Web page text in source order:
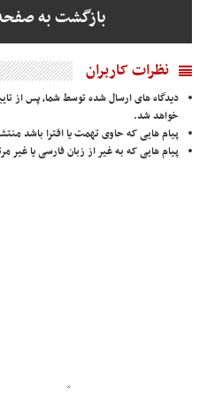
بازگشت به
نظرات کاربران
دیدگاه های ارسال شده توسط شما، پس از
خواهد شد.
پیام هایی که حاوی تهمت یا افترا باشد
پیام هایی که به غیر از زبان فارسی یا غیر